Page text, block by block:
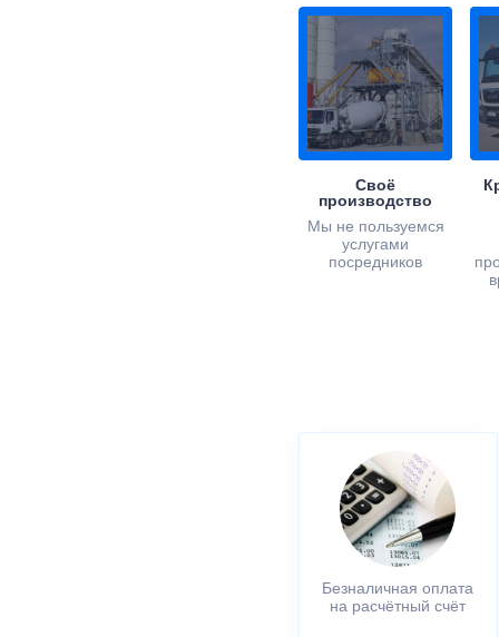
Своё
производство
Мы не пользуемся
услугами
посредников
Безналичная оплата
на расчётный счёт